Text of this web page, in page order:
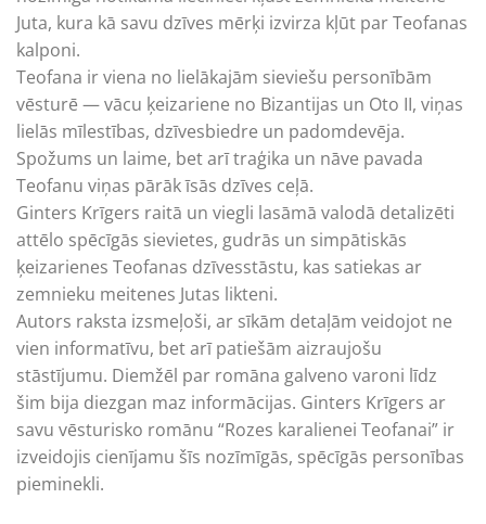
Juta, kura kā savu dzīves mērķi izvirza kļūt par Teofanas
kalponi.
Teofana ir viena no lielākajām sieviešu personībām
vēsturē — vācu ķeizariene no Bizantijas un Oto II, viņas
lielās mīlestības, dzīvesbiedre un padomdevēja.
Spožums un laime, bet arī traģika un nāve pavada
Teofanu viņas pārāk īsās dzīves ceļā.
Ginters Krīgers raitā un viegli lasāmā valodā detalizēti
attēlo spēcīgās sievietes, gudrās un simpātiskās
ķeizarienes Teofanas dzīvesstāstu, kas satiekas ar
zemnieku meitenes Jutas likteni.
Autors raksta izsmeļoši, ar sīkām detaļām veidojot ne
vien informatīvu, bet arī patiešām aizraujošu
stāstījumu. Diemžēl par romāna galveno varoni līdz
šim bija diezgan maz informācijas. Ginters Krīgers ar
savu vēsturisko romānu “Rozes karalienei Teofanai” ir
izveidojis cienījamu šīs nozīmīgās, spēcīgās personības
pieminekli.